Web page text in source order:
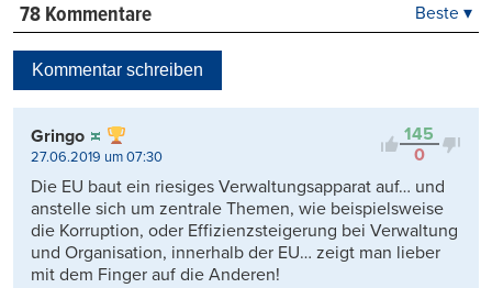
78 Kommentare
Kontrovers
Beste ▾
Kommentar schreiben
145
0
Gringo
27.06.2019 um 07:30
Die EU baut ein riesiges Verwaltungsapparat auf… und
anstelle sich um zentrale Themen, wie beispielsweise
die Korruption, oder Effizienzsteigerung bei Verwaltung
und Organisation, innerhalb der EU… zeigt man lieber
mit dem Finger auf die Anderen!